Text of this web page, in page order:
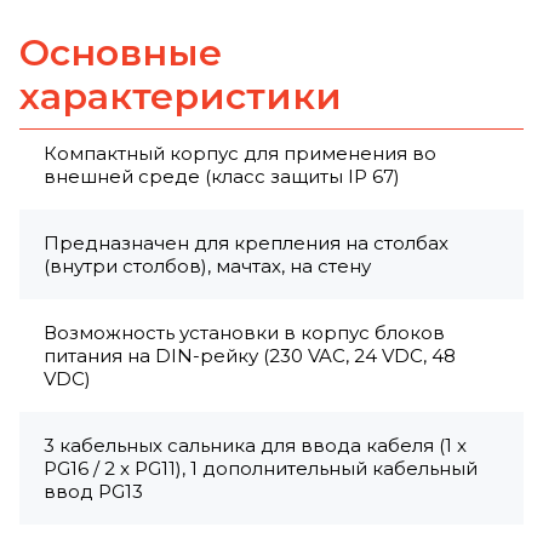
Основные
характеристики
Компактный корпус для применения во
внешней среде (класс защиты IP 67)
Предназначен для крепления на столбах
(внутри столбов), мачтах, на стену
Возможность установки в корпус блоков
питания на DIN-рейку (230 VAC, 24 VDC, 48
VDC)
3 кабельных сальника для ввода кабеля (1 x
PG16 / 2 x PG11), 1 дополнительный кабельный
ввод PG13